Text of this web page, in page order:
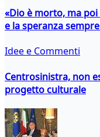
«Dio è morto, ma
e la speranza
Idee e Commenti
Centrosinistra, non
progetto culturale